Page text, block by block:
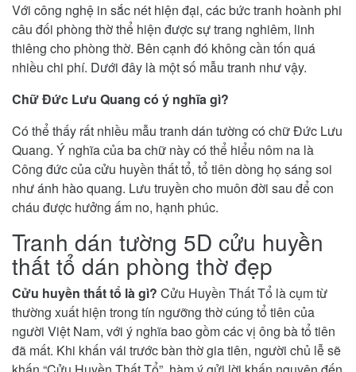
Với công nghệ in sắc nét hiện đại, các bức tranh hoành phi
câu đối phòng thờ thể hiện được sự trang nghiêm, linh
thiêng cho phòng thờ. Bên cạnh đó không cần tốn quá
nhiều chi phí. Dưới đây là một số mẫu tranh như vậy.
Chữ Đức Lưu Quang có ý nghĩa gì?
Có thể thấy rất nhiều mẫu tranh dán tường có chữ Đức Lưu
Quang. Ý nghĩa của ba chữ này có thể hiểu nôm na là
Công đức của cửu huyền thất tổ, tổ tiên dòng họ sáng soi
như ánh hào quang. Lưu truyền cho muôn đời sau để con
cháu được hưởng ấm no, hạnh phúc.
Tranh dán tường 5D cửu huyền
thất tổ dán phòng thờ đẹp
Cửu huyền thất tổ là gì? Cửu Huyền Thất Tổ là cụm từ
thường xuất hiện trong tín ngưỡng thờ cúng tổ tiên của
người Việt Nam, với ý nghĩa bao gồm các vị ông bà tổ tiên
đã mất. Khi khấn vái trước bàn thờ gia tiên, người chủ lễ sẽ